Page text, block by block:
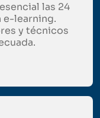
las 24
e-learning.
y técnicos